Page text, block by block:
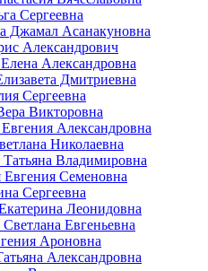
Сергеевна
Джамал Асанакуновна
Александрович
Александровна
Дмитриевна
Сергеевна
Викторовна
Евгения Александровна
Николаевна
Татьяна Владимировна
Евгения Семеновна
Сергеевна
Леонидовна
Светлана Евгеньевна
Ароновна
Александровна